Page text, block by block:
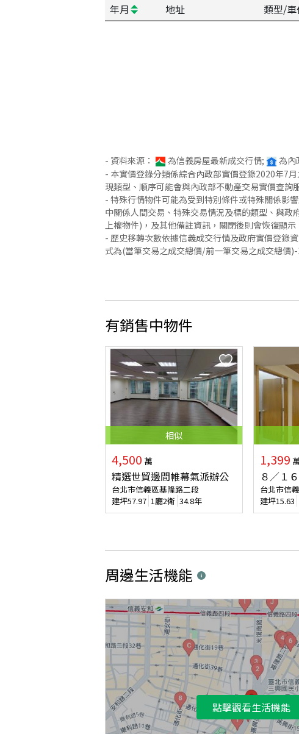
年月 地址 類型/車
- 資料來源： 為信義房屋最新成交行情; 為內
- 本實價登錄分類係綜合內政部實價登錄2020年7
現類型、順序可能會與內政部不動產交易實價查詢
- 特殊行情物件可能為受到特別條件或特殊關係影
中關係人間交易、特殊交易情況及標的類型、與
上權物件)，及其他備註資訊，關閉後則會恢復顯示
- 歷史移轉次數依據信義成交行情及政府實價登錄
式為(當筆交易之成交總價/前一筆交易之成交總價
有銷售中物件
相似
4,500 萬
精選世貿邊間帷幕氣派辦公
台北市信義區基隆路二段
建坪57.97 1廳2衛 34.8年
1,399
８／１
台北市信
建坪15.63
周邊生活機能
點擊觀看生活機能